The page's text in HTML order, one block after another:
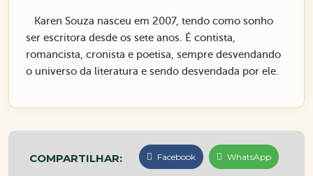
Karen Souza nasceu em 2007, tendo como sonho
ser escritora desde os sete anos. É contista,
romancista, cronista e poetisa, sempre desvendando
o universo da literatura e sendo desvendada por ele.
COMPARTILHAR: Facebook WhatsApp